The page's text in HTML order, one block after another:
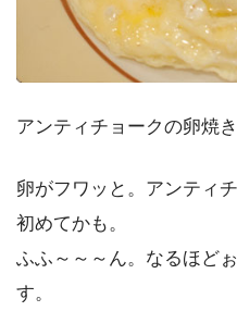
アンティチョークの卵焼き
卵がフワッと。アンティ
初めてかも。
ふふ～～～ん。なるほど
す。